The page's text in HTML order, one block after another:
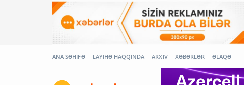
ANA SƏHİFƏ LAYİHƏ HAQQINDA ARXİV XƏBƏRLƏR ƏLAQƏ